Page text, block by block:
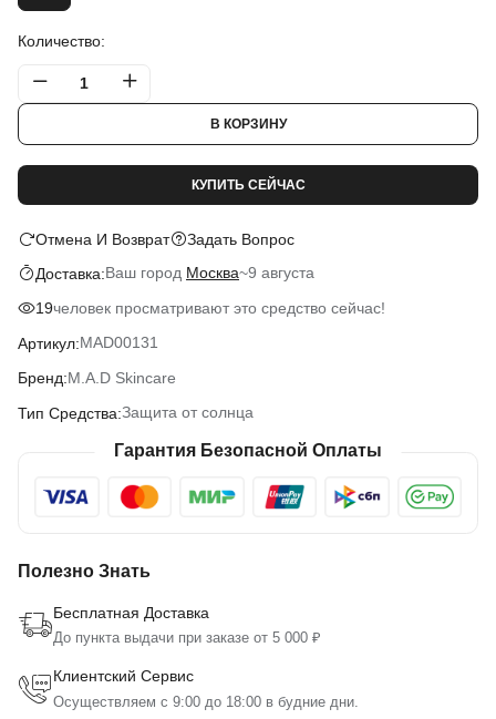
Количество:
В КОРЗИНУ
КУПИТЬ СЕЙЧАС
Отмена И Возврат
Задать Вопрос
Доставка:Ваш город Москва~9 августа
19человек просматривают это средство сейчас!
Артикул:MAD00131
Бренд:M.A.D Skincare
Тип Средства:Защита от солнца
Гарантия Безопасной Оплаты
Полезно Знать
Бесплатная Доставка
До пункта выдачи при заказе от 5 000 ₽
Клиентский Сервис
Осуществляем с 9:00 до 18:00 в будние дни.